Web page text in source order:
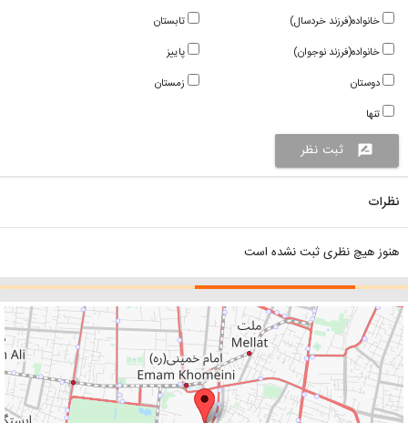
تابستان
پاییز
زمستان
خانواده(فرزند خردسال)
خانواده(فرزند نوجوان)
دوستان
تنها
rate_review ثبت نظر
نظرات
هنوز هیچ نظری ثبت نشده است